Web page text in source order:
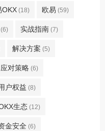
OKX (18) 欧易 (59)
(6) 实战指南 (7)
解决方案 (5)
应对策略 (6)
户权益 (8)
生态 (12)
金安全 (6)